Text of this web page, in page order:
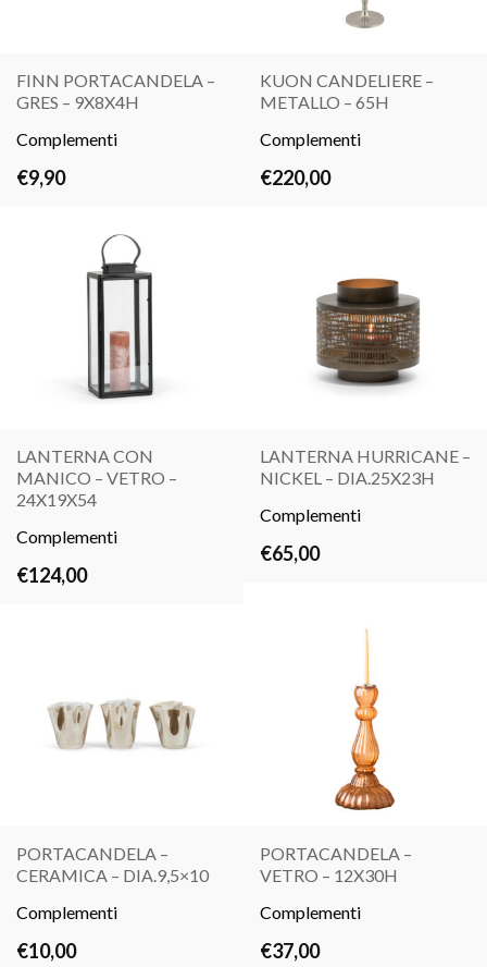
TUTTO
FINN PORTACANDELA –
GRES – 9X8X4H
Complementi
€9,90
TUTTO
KUON CANDELIERE –
METALLO – 65H
Complementi
€220,00
LANTERNA CON
MANICO – VETRO –
24X19X54
Complementi
€124,00
TUTTO
LANTERNA HURRICANE –
NICKEL – DIA.25X23H
Complementi
€65,00
TUTTO
PORTACANDELA –
CERAMICA – DIA.9,5×10
Complementi
€10,00
TUTTO
PORTACANDELA –
VETRO – 12X30H
Complementi
€37,00